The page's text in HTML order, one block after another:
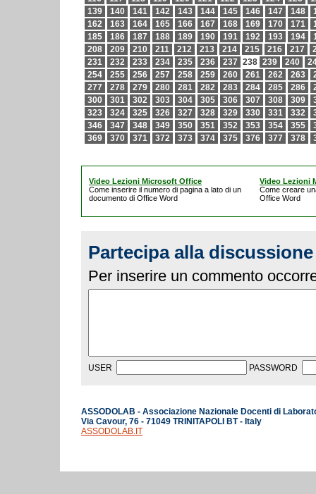
139
140 141 142 143 144 145 146 147 148
162
163 164 165 166 167 168 169 170 171
185
186 187 188 189 190 191 192 193 194
208
209 210 211 212 213 214 215 216 217
231
232 233 234 235 236 237 238 239 240
254
255 256 257 258 259 260 261 262 263
277
278 279 280 281 282 283 284 285 286
300
301 302 303 304 305 306 307 308 309
323
324 325 326 327 328 329 330 331 332
346
347 348 349 350 351 352 353 354 355
369
370 371 372 373 374 375 376 377 378
Video Lezioni Microsoft Office
Come inserire il numero di pagina a lato di un
documento di Office Word
Video Lezioni
Come creare
Office Word
Partecipa alla discussione
Per inserire un commento
USER PASSWORD
ASSODOLAB - Associazione Nazionale Docenti di
Via Cavour, 76 - 71049 TRINITAPOLI BT - Italy
ASSODOLAB.IT